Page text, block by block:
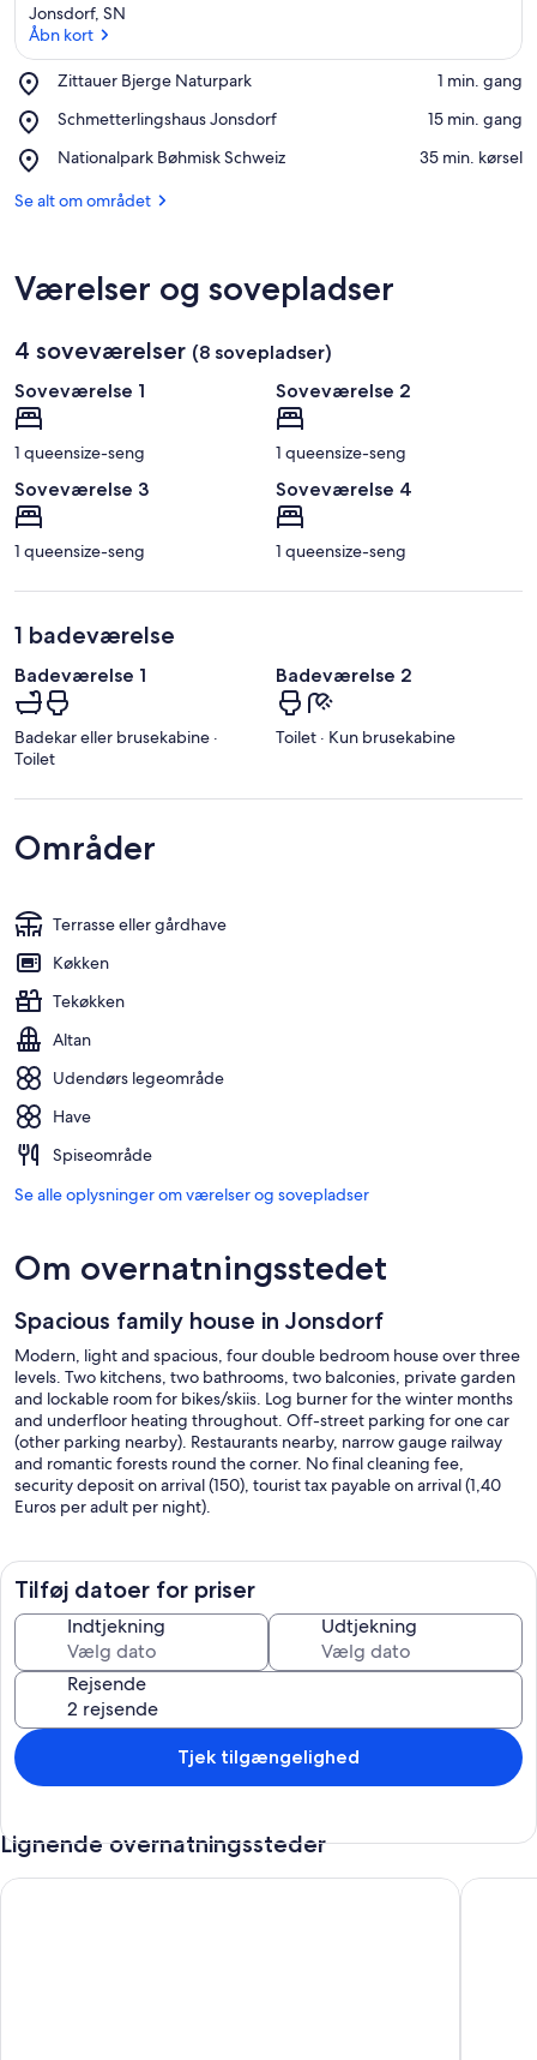
Jonsdorf, SN
Åbn kort
Zittauer Bjerge Naturpark
Place,
Bjerge
‪1 min. gang‬
Schmetterlingshaus Jonsdorf
Place,
Jonsdorf
‪15 min. gang‬
Nationalpark Bøhmisk Schweiz
Place,
Bøhmisk
‪35 min. kørsel‬
Se alt om området
Værelser og sovepladser
4 soveværelser (8 sovepladser)
Soveværelse 1
1 queensize-seng
Soveværelse 2
1 queensize-seng
Soveværelse 3
1 queensize-seng
Soveværelse 4
1 queensize-seng
1 badeværelse
Badeværelse 1
Badekar eller brusekabine ·
Toilet
Badeværelse 2
Toilet · Kun brusekabine
Områder
Terrasse eller gårdhave
Køkken
Tekøkken
Altan
Udendørs legeområde
Have
Spiseområde
Se alle oplysninger om værelser og sovepladser
Om overnatningsstedet
Spacious family house in Jonsdorf
Modern, light and spacious, four double bedroom house over three
levels. Two kitchens, two bathrooms, two balconies, private garden
and lockable room for bikes/skiis. Log burner for the winter months
and underfloor heating throughout. Off-street parking for one car
(other parking nearby). Restaurants nearby, narrow gauge railway
and romantic forests round the corner. No final cleaning fee,
security deposit on arrival (150), tourist tax payable on arrival (1,40
Euros per adult per night).
Tilføj datoer for priser
Indtjekning Udtjekning
Rejsende
Tjek tilgængelighed
Lignende overnatningssteder
House III "Hedgehog Room"